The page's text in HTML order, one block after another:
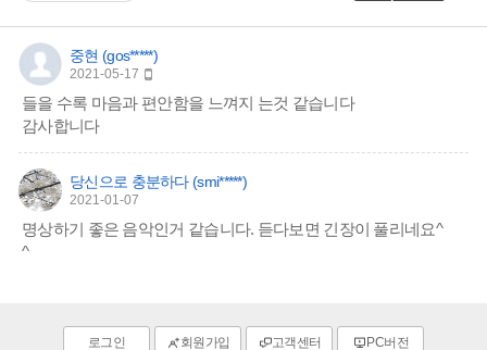
중현 (gos*****)
2021-05-17
들을 수록 마음과 편안함을 느껴지 는것 같습니다
감사합니다
당신으로 충분하다 (smi*****)
2021-01-07
명상하기 좋은 음악인거 같습니다. 듣다보면 긴장이 풀리네요^
^
로그인 회원가입 고객센터 PC버전